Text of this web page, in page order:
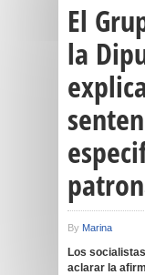
El
la
By Marina
Los
aclarar la